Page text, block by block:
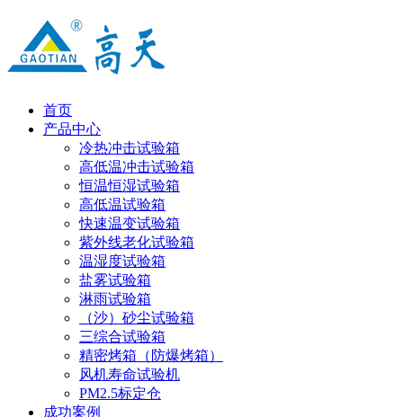
首页
产品中心
冷热冲击试验箱
高低温冲击试验箱
恒温恒湿试验箱
高低温试验箱
快速温变试验箱
紫外线老化试验箱
温湿度试验箱
盐雾试验箱
淋雨试验箱
（沙）砂尘试验箱
三综合试验箱
精密烤箱（防爆烤箱）
风机寿命试验机
PM2.5标定仓
成功案例